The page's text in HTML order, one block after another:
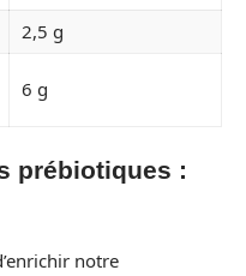
2,5 g
6 g
prébiotiques :
notre